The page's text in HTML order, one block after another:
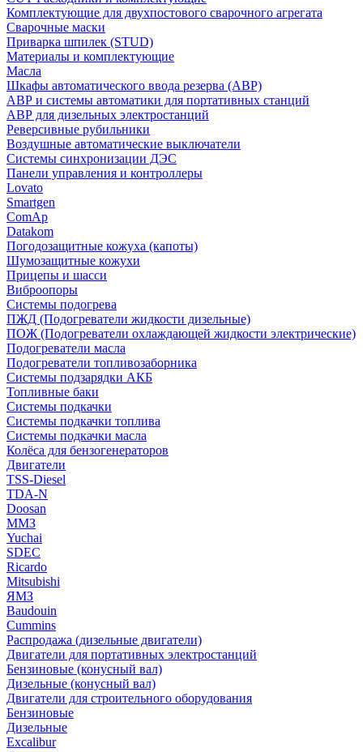
Комплектующие для двухпостового сварочного агрегата
Сварочные маски
Приварка шпилек (STUD)
Материалы и комплектующие
Масла
Шкафы автоматического ввода резерва (АВР)
АВР и системы автоматики для портативных станций
АВР для дизельных электростанций
Реверсивные рубильники
Воздушные автоматические выключатели
Системы синхронизации ДЭС
Панели управления и контроллеры
Lovato
Smartgen
ComAp
Datakom
Погодозащитные кожуха (капоты)
Шумозащитные кожухи
Прицепы и шасси
Виброопоры
Системы подогрева
ПЖД (Подогреватели жидкости дизельные)
ПОЖ (Подогреватели охлаждающей жидкости электрические)
Подогреватели масла
Подогреватели топливозаборника
Системы подзарядки АКБ
Топливные баки
Системы подкачки
Системы подкачки топлива
Системы подкачки масла
Колёса для бензогенераторов
Двигатели
TSS-Diesel
TDA-N
Doosan
ММЗ
Yuchai
SDEC
Ricardo
Mitsubishi
ЯМЗ
Baudouin
Cummins
Распродажа (дизельные двигатели)
Двигатели для портативных электростанций
Бензиновые (конусный вал)
Дизельные (конусный вал)
Двигатели для строительного оборудования
Бензиновые
Дизельные
Excalibur